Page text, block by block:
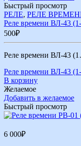
Быстрый просмотр
РЕЛЕ, РЕЛЕ
Реле времени ВЛ-43
500₽
Реле времени ВЛ-43
Реле времени ВЛ-43
В корзину
Желаемое
Добавить в желаемое
Быстрый просмотр
6 000₽